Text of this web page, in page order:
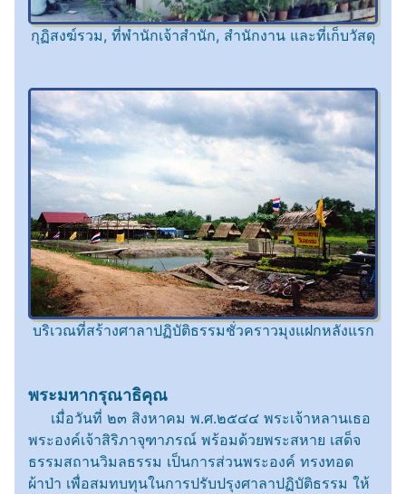
กุฏิสงฆ์รวม, ที่พำนักเจ้าสำนัก, สำนักงาน และที่เก็บวัสดุ
บริเวณที่สร้างศาลาปฏิบัติธรรมชั่วคราวมุงแฝกหลังแรก
พระมหากรุณาธิคุณ
เมื่อวันที่ ๒๓ สิงหาคม พ.ศ.๒๕๔๔ พระเจ้าหลานเธอ
พระองค์เจ้าสิริภาจุฑาภรณ์ พร้อมด้วยพระสหาย เสด็จ
ธรรมสถานวิมลธรรม เป็นการส่วนพระองค์ ทรงทอด
ผ้าป่า เพื่อสมทบทุนในการปรับปรุงศาลาปฏิบัติธรรม ให้